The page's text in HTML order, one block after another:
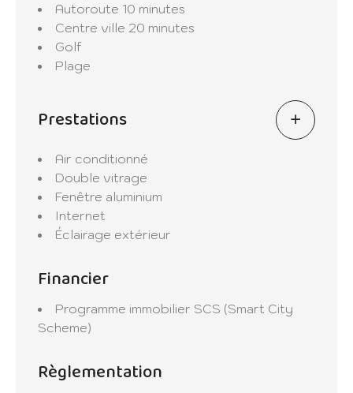
Autoroute 10 minutes
Centre ville 20 minutes
Golf
Plage
Prestations
Air conditionné
Double vitrage
Fenêtre aluminium
Internet
Éclairage extérieur
Financier
Programme immobilier SCS (Smart City
Scheme)
Règlementation